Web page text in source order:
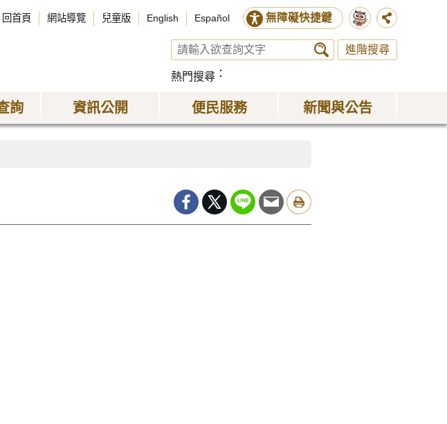
回首頁 網站導覽 兒童版 English Español 無障礙快捷鍵
進階搜尋
熱門搜尋
詢 資訊公開 便民服務 新聞與公告